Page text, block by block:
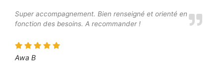
Super accompagnement. Bien renseigné et orienté en
fonction des besoins. A recommander !
Awa B